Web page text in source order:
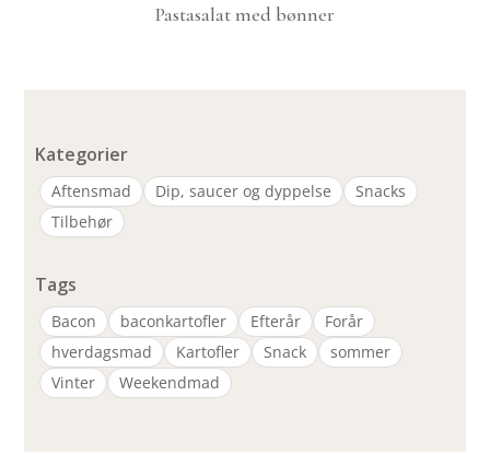
Pastasalat med bønner
Kategorier
Aftensmad Dip, saucer og dyppelse
Snacks
Tilbehør
Tags
Bacon baconkartofler Efterår
Forår
hverdagsmad
Kartofler Snack
sommer
Vinter
Weekendmad